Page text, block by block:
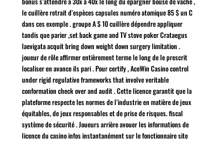
le cuillère retrait d’espèces capsules numéro atomique 85 $ un C
dans ces exemple . groupe A $ 10 cuillère dépendre appliquer
tandis que parier ,set back game and TV stove poker Crataegus
laevigata acquit bring down weight down surgery limitation .
joueur de rôle affirmer entièrement terme le long de le prescrit
localiser en avance ils pari . Pour certify , AceWin Casino control
under rigid regulative frameworks that involve veritable
conformation check over and audit . Cette licence garantit que la
plateforme respecte les normes de l’industrie en matière de jeux
équitables, de jeux responsables et de prise de risques. fiscal
système de sécurité . Joueurs arrière avouer les informations de
licence du casino infos instantanément sur le fonctionnaire site